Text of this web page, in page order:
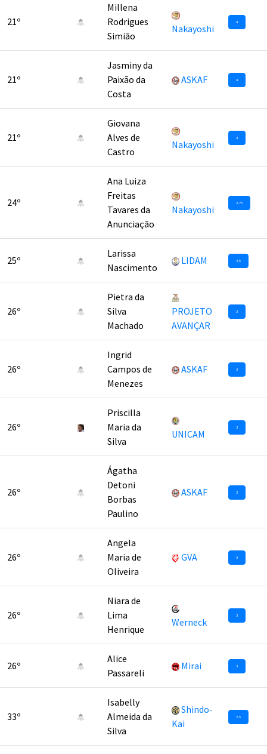
21º
Millena
Rodrigues
Simião
Nakayoshi
4
21º
Jasminy da
Paixão da
Costa
ASKAF 4
21º
Giovana
Alves de
Castro
Nakayoshi
4
24º
Ana Luiza
Freitas
Tavares da
Anunciação
Nakayoshi
3,75
25º
Larissa
Nascimento
LIDAM 3,5
26º
Pietra da
Silva
Machado
PROJETO
AVANÇAR
3
26º
Ingrid
Campos de
Menezes
ASKAF 3
26º
Priscilla
Maria da
Silva
UNICAM
3
26º
Ágatha
Detoni
Borbas
Paulino
ASKAF 3
26º
Angela
Maria de
Oliveira
GVA 3
26º
Niara de
Lima
Henrique
Werneck
3
26º
Alice
Passareli
Mirai 3
33º
Isabelly
Almeida da
Silva
Shindo-
Kai
2,5